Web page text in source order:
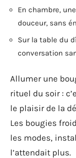
En chambre,
douceur, sans
Sur la table du
conversation
Allumer une
rituel du soir :
le plaisir de la
Les bougies
les modes,
l’attendait plus.